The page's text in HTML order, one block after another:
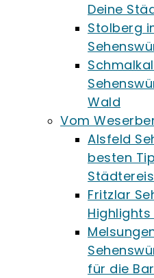
Deine
Stolberg
Wald
Vom
Alsfeld
besten
Fritzlar
für die